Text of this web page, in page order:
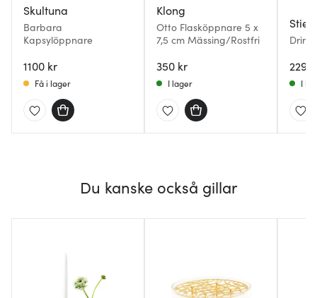
Skultuna
Barbara
Kapsylöppnare
1100 kr
Få i lager
Klong
Otto Flasköppnare 5 x
7,5 cm Mässing/Rostfri
350 kr
I lager
Drink
229
I
Du kanske också gillar